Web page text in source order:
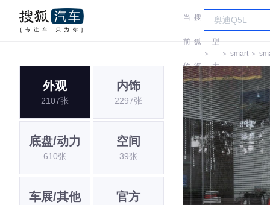
当
前
位
置:
搜
狐
汽
车
＞
车
型
大
全
＞ smart ＞
外观
2107张
内饰
2297张
底盘/动力
610张
空间
39张
车展/其他 官方